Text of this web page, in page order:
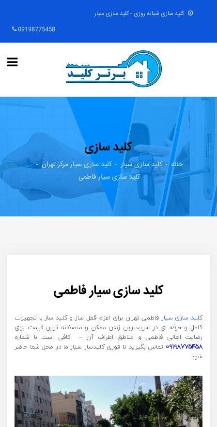
کلید سازی شبانه روزی - کلید سازی سیار
09198775458
کلید سازی
خانه کلید سازی سیار
کلید سازی سیار مرکز تهران
کلید سازی سیار فاطمی
کلید سازی سیار فاطمی
کلید سازی سیار فاطمی تهران برای اعزام قفل ساز و کلید ساز با تجهیزات
کامل و حرفه ای در سریعترین زمان ممکن و منصفانه ترین قیمت برای
رضایت اهالی فاطمی و مناطق اطراف آن – کافی است با شماره
۰۹۱۹۸۷۷۵۴۵۸ تماس بگیرید تا فوری کلیدساز سیار ما در محل شما حاضر
شود.